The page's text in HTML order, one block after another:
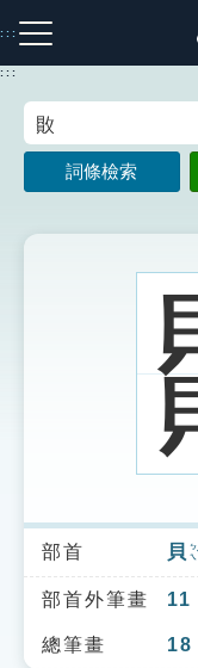
到
主
:::
注音索引圖示
索引選單
知識索引
單字索引
:::
詞條檢索
部首 貝 ㄅㄟˋ
部首外筆畫 11
總筆畫 18